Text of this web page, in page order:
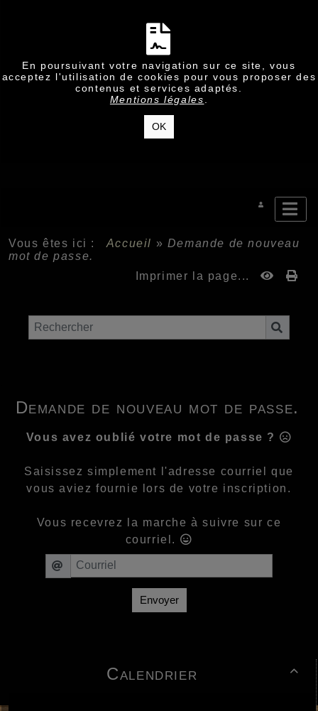
En poursuivant votre navigation sur ce site, vous
acceptez l'utilisation de cookies pour vous proposer des
contenus et services adaptés.
Mentions légales
OK
Vous êtes ici : Accueil » Demande de nouveau
mot de passe.
Imprimer la page...

Calendrier
Demande de nouveau mot de passe.
Vous avez oublié votre mot de passe ?
Saisissez simplement l'adresse courriel que
vous aviez fournie lors de votre inscription.
Vous recevrez la marche à suivre sur ce
courriel.
Envoyer